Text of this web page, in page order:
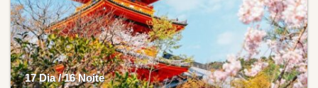
17 Dia / 16 Noite